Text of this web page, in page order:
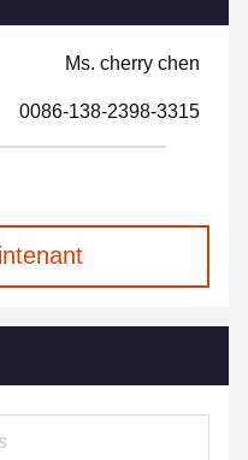
Ms. cherry chen
0086-138-2398-3315